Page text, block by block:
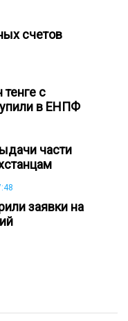
счетов
тенге с
в ЕНПФ
части
заявки на